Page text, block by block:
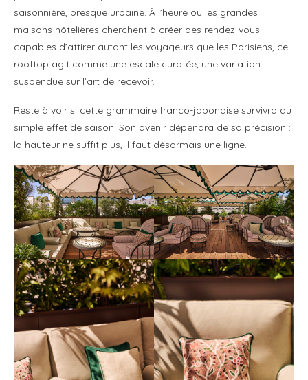
saisonnière, presque urbaine. À l’heure où les grandes
maisons hôtelières cherchent à créer des rendez-vous
capables d’attirer autant les voyageurs que les Parisiens, ce
rooftop agit comme une escale curatée, une variation
suspendue sur l’art de recevoir.
Reste à voir si cette grammaire franco-japonaise survivra au
simple effet de saison. Son avenir dépendra de sa précision :
la hauteur ne suffit plus, il faut désormais une ligne.